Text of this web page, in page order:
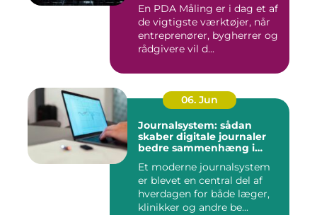
En PDA Måling er i dag et af
de vigtigste værktøjer, når
entreprenører, bygherrer og
rådgivere vil d...
06. Jun
Journalsystem: sådan
skaber digitale journaler
bedre sammenhæng i
Et moderne journalsystem
er blevet en central del af
hverdagen for både læger,
klinikker og andre be...